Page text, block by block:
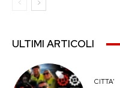
ULTIMI ARTICOLI
CITTA'